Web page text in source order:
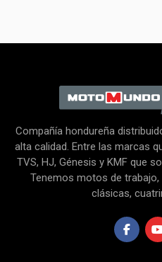
Compañía hondureña
alta calidad. Entre las marcas
TVS, HJ, Génesis y KMF que
Tenemos motos de
clásicas,